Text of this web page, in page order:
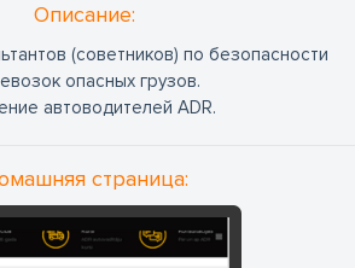
Oписание:
(советников) по безопасности
опасных грузов.
автоводителей ADR.
страница: